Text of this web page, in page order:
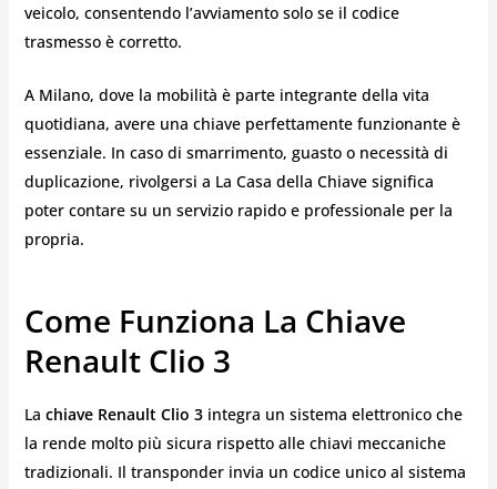
veicolo, consentendo l’avviamento solo se il codice
trasmesso è corretto.
A Milano, dove la mobilità è parte integrante della vita
quotidiana, avere una chiave perfettamente funzionante è
essenziale. In caso di smarrimento, guasto o necessità di
duplicazione, rivolgersi a La Casa della Chiave significa
poter contare su un servizio rapido e professionale per la
propria.
Come Funziona La Chiave
Renault Clio 3
La chiave Renault Clio 3integra un sistema elettronico che
la rende molto più sicura rispetto alle chiavi meccaniche
tradizionali. Il transponder invia un codice unico al sistema